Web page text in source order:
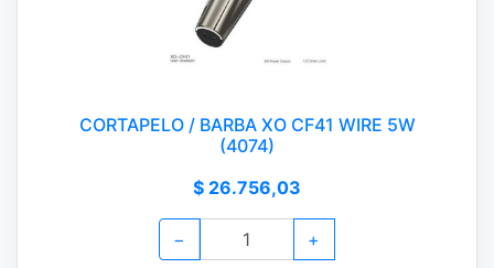
CORTAPELO / BARBA XO CF41 WIRE 5W
(4074)
$ 26.756,03
− +